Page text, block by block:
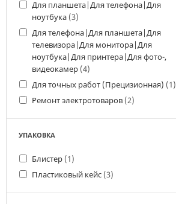
Для планшета|Для телефона|Для
ноутбука (3)
Для телефона|Для планшета|Для
телевизора|Для монитора|Для
ноутбука|Для принтера|Для фото-,
видеокамер (4)
Для точных работ (Прецизионная) (1)
Ремонт электротоваров (2)
УПАКОВКА
Блистер (1)
Пластиковый кейс (3)